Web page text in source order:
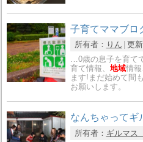
子育てママブロ
所有者： りん 更新
…0歳の息子を育て
育て情報、地域情
ます!まだ始めて間
お願いします。
なんちゃってギ
所有者： ギルマス